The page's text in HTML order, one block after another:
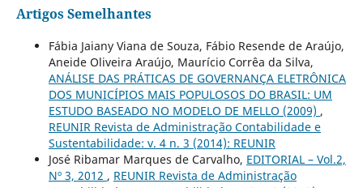
Artigos Semelhantes
Fábia Jaiany Viana de Souza, Fábio Resende de Araújo,
Aneide Oliveira Araújo, Maurício Corrêa da Silva,
ANÁLISE DAS PRÁTICAS DE GOVERNANÇA ELETRÔNICA
DOS MUNICÍPIOS MAIS POPULOSOS DO BRASIL: UM
ESTUDO BASEADO NO MODELO DE MELLO (2009) ,
REUNIR Revista de Administração Contabilidade e
Sustentabilidade: v. 4 n. 3 (2014): REUNIR
José Ribamar Marques de Carvalho, EDITORIAL – Vol.2,
Nº 3, 2012 , REUNIR Revista de Administração